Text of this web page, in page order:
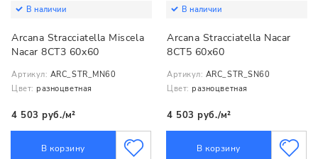
В наличии
Arcana Stracciatella Miscela
Nacar 8CT3 60x60
Артикул: ARC_STR_MN60
Цвет: разноцветная
4 503 руб./м²
В корзину
В наличии
Arcana Stracciatella Nacar
8CT5 60x60
Артикул: ARC_STR_SN60
Цвет: разноцветная
4 503 руб./м²
В корзину